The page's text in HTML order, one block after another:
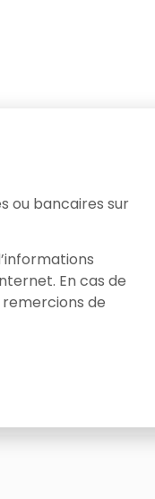
ou bancaires sur
En cas de
remercions de